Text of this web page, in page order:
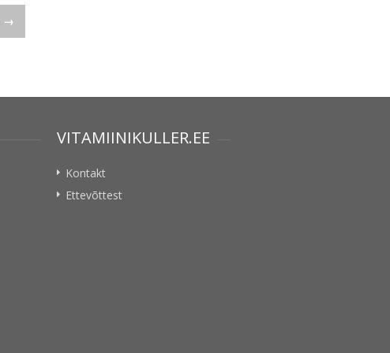
→
VITAMIINIKULLER.EE
Kontakt
Ettevõttest